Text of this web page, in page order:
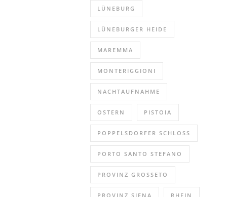
LÜNEBURG
LÜNEBURGER HEIDE
MAREMMA
MONTERIGGIONI
NACHTAUFNAHME
OSTERN PISTOIA
POPPELSDORFER SCHLOSS
PORTO SANTO STEFANO
PROVINZ GROSSETO
PROVINZ SIENA RHEIN